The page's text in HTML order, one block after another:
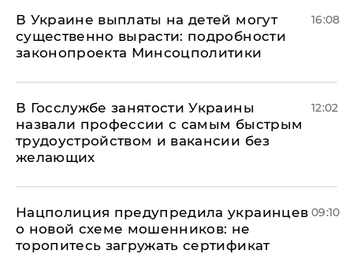
В Украине выплаты на детей могут
существенно вырасти: подробности
законопроекта Минсоцполитики
16:08
В Госслужбе занятости Украины
назвали профессии с самым быстрым
трудоустройством и вакансии без
желающих
12:02
Нацполиция предупредила украинцев
о новой схеме мошенников: не
торопитесь загружать сертификат
09:10